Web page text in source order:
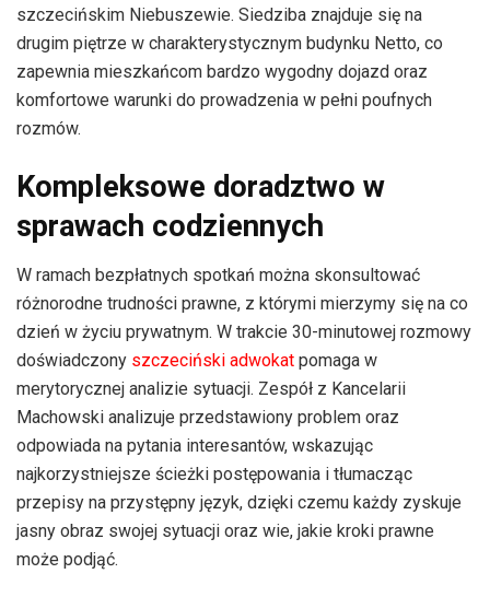
szczecińskim Niebuszewie. Siedziba znajduje się na
drugim piętrze w charakterystycznym budynku Netto, co
zapewnia mieszkańcom bardzo wygodny dojazd oraz
komfortowe warunki do prowadzenia w pełni poufnych
rozmów.
Kompleksowe doradztwo w
sprawach codziennych
W ramach bezpłatnych spotkań można skonsultować
różnorodne trudności prawne, z którymi mierzymy się na co
dzień w życiu prywatnym. W trakcie 30-minutowej rozmowy
doświadczony szczeciński adwokat pomaga w
merytorycznej analizie sytuacji. Zespół z Kancelarii
Machowski analizuje przedstawiony problem oraz
odpowiada na pytania interesantów, wskazując
najkorzystniejsze ścieżki postępowania i tłumacząc
przepisy na przystępny język, dzięki czemu każdy zyskuje
jasny obraz swojej sytuacji oraz wie, jakie kroki prawne
może podjąć.